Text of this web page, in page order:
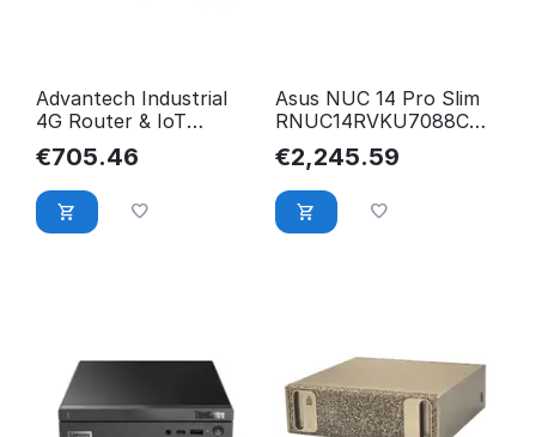
Advantech Industrial
4G Router & IoT
Gateway EMEA,
2xEthernet, ICR-3231W
€705.46
Asus NUC 14 Pro Slim
RNUC14RVKU7088C2I
90AS0071-M000J0
€2,245.59